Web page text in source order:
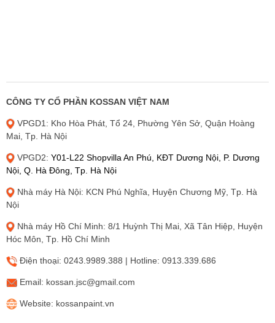
CÔNG TY CỔ PHẦN KOSSAN VIỆT NAM
VPGD1: Kho Hòa Phát, Tổ 24, Phường Yên Sở, Quận Hoàng
Mai, Tp. Hà Nội
VPGD2: Y01-L22 Shopvilla An Phú, KĐT Dương Nội, P. Dương
Nội, Q. Hà Đông, Tp. Hà Nội
Nhà máy Hà Nội: KCN Phú Nghĩa, Huyện Chương Mỹ, Tp. Hà
Nội
Nhà máy Hồ Chí Minh: 8/1 Huỳnh Thị Mai, Xã Tân Hiệp, Huyện
Hóc Môn, Tp. Hồ Chí Minh
Điện thoại: 0243.9989.388 | Hotline: 0913.339.686
Email: kossan.jsc@gmail.com
Website: kossanpaint.vn